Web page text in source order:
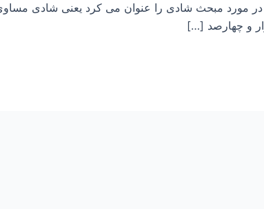
یونسکو در مورد مبحث شادی را عنوان می کرد یعنی شادی
و چهارصد […]